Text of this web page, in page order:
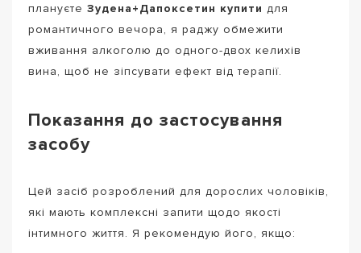
плануєте Зудена+Дапоксетин купити для
романтичного вечора, я раджу обмежити
вживання алкоголю до одного-двох келихів
вина, щоб не зіпсувати ефект від терапії.
Показання до застосування
засобу
Цей засіб розроблений для дорослих чоловіків,
які мають комплексні запити щодо якості
інтимного життя. Я рекомендую його, якщо: